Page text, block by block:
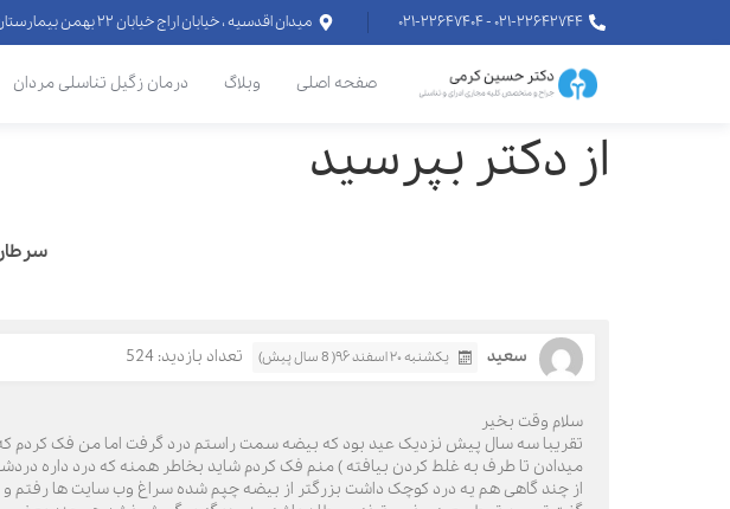
۰۲۱-۲۲۶۴۲۷۴۴ - ۰۲۱-۲۲۶۴۷۴۰۴ میدان اقدسیه ، خیابان اراج خیابان ۲۲ بهمن بیمارستان نیکان
صفحه اصلی وبلاگ درمان زگیل تناسلی مردان
از دکتر بپرسید
سرطان
سعید یکشنبه ۲۰ اسفند ۹۶( 8 سال پیش) تعداد بازدید: 524
سلام وقت بخیر
تقریبا سه سال پیش نزدیک عید بود که بیضه سمت راستم درد گرفت اما من فک کردم
میدادن تا طرف به غلط کردن بیافته ) منم فک کردم شاید بخاطر همنه که درد داره